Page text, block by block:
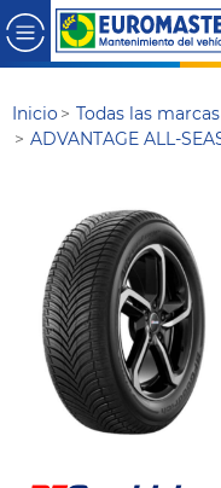
Inicio Todas las marcas
ADVANTAGE ALL-